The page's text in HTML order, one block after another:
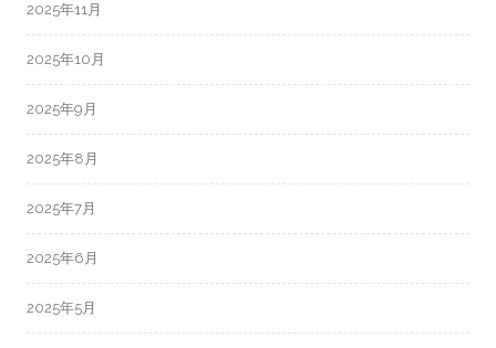
2025年11月
2025年10月
2025年9月
2025年8月
2025年7月
2025年6月
2025年5月